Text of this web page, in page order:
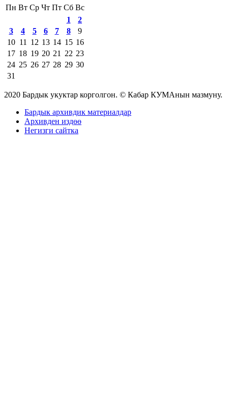
Пн Вт Ср Чт Пт Сб Вс
1
2
3
4 5 6 7 8
9
10 11 12 13 14 15 16
17 18 19 20 21 22 23
24 25 26 27 28 29 30
31
2020 Бардык укуктар корголгон. © Кабар КУМАнын мазмуну.
Бардык архивдик материалдар
Архивден издөө
Негизги сайтка